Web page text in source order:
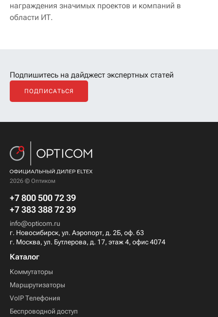
награждения значимых проектов и компаний в
области ИТ.
Подпишитесь на дайджест экспертных статей
ПОДПИСАТЬСЯ
2026 © Оптиком
+7 800 500 72 39
+7 383 388 72 39
info@opticom.ru
г. Новосибирск, ул. Аэропорт, д. 2Б, оф. 63
г. Москва, ул. Бутлерова, д. 17, этаж 4, офис 4074
Каталог
Коммутаторы
Маршрутизаторы
VoIP Телефония
Беспроводной доступ